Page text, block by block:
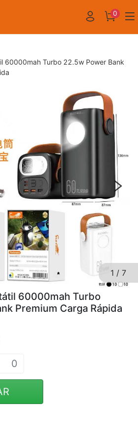
0
60000mah Turbo 22.5w Power Bank
1 / 7
60000mah Turbo
Premium Carga Rápida